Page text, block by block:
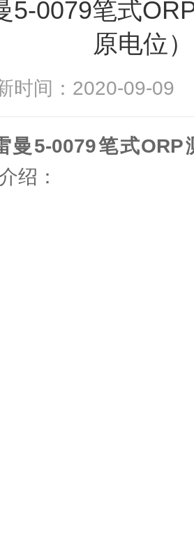
5-0079笔式
原电位）
时间：2020-09-
曼5-0079笔式
绍：